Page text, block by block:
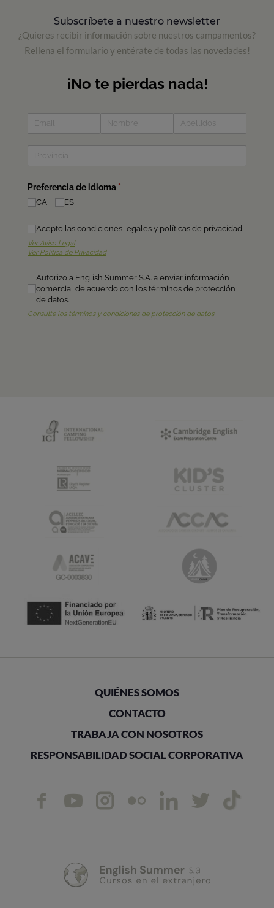
Subscríbete a nuestro newsletter
¿Quieres recibir información sobre nuestros campamentos?
Rellena el formulario y entérate de todas las novedades!
QUIÉNES SOMOS
CONTACTO
TRABAJA CON NOSOTROS
RESPONSABILIDAD SOCIAL CORPORATIVA